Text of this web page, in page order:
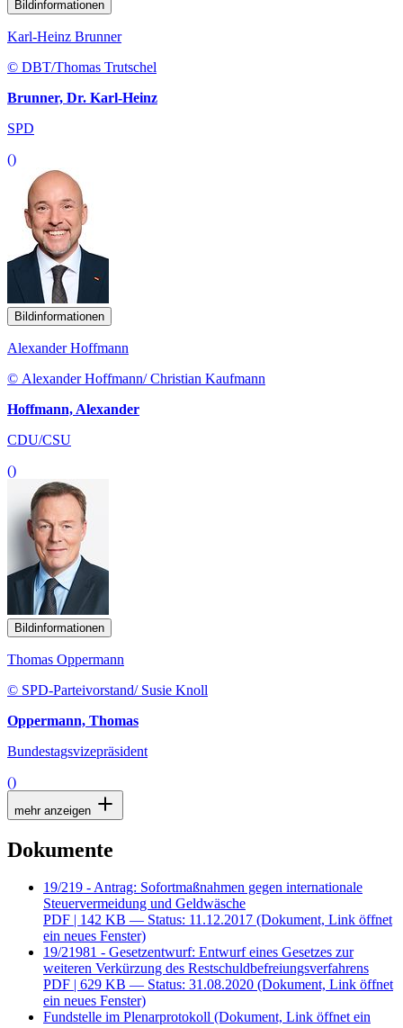
Bildinformationen
Karl-Heinz Brunner
© DBT/Thomas Trutschel
Brunner, Dr. Karl-Heinz
SPD
()
Bildinformationen
Alexander Hoffmann
© Alexander Hoffmann/ Christian Kaufmann
Hoffmann, Alexander
CDU/CSU
()
Bildinformationen
Thomas Oppermann
© SPD-Parteivorstand/ Susie Knoll
Oppermann, Thomas
Bundestagsvizepräsident
()
mehr anzeigen
Dokumente
19/219 - Antrag: Sofortmaßnahmen gegen internationale
Steuervermeidung und Geldwäsche
PDF | 142 KB — Status: 11.12.2017 (Dokument, Link öffnet
ein neues Fenster)
19/21981 - Gesetzentwurf: Entwurf eines Gesetzes zur
weiteren Verkürzung des Restschuldbefreiungsverfahrens
PDF | 629 KB — Status: 31.08.2020 (Dokument, Link öffnet
ein neues Fenster)
Fundstelle im Plenarprotokoll (Dokument, Link öffnet ein